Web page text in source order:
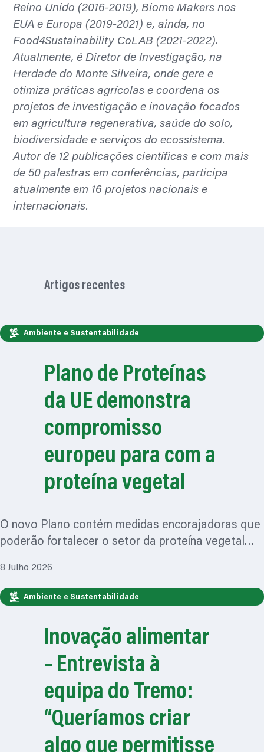
Reino Unido (2016-2019), Biome Makers nos
EUA e Europa (2019-2021) e, ainda, no
Food4Sustainability CoLAB (2021-2022).
Atualmente, é Diretor de Investigação, na
Herdade do Monte Silveira, onde gere e
otimiza práticas agrícolas e coordena os
projetos de investigação e inovação focados
em agricultura regenerativa, saúde do solo,
biodiversidade e serviços do ecossistema.
Autor de 12 publicações científicas e com mais
de 50 palestras em conferências, participa
atualmente em 16 projetos nacionais e
internacionais.
Artigos recentes
Ambiente e Sustentabilidade
Plano de Proteínas
da UE demonstra
compromisso
europeu para com a
proteína vegetal
O novo Plano contém medidas encorajadoras que
poderão fortalecer o setor da proteína vegetal…
8 Julho 2026
Ambiente e Sustentabilidade
Inovação alimentar
– Entrevista à
equipa do Tremo:
“Queríamos criar